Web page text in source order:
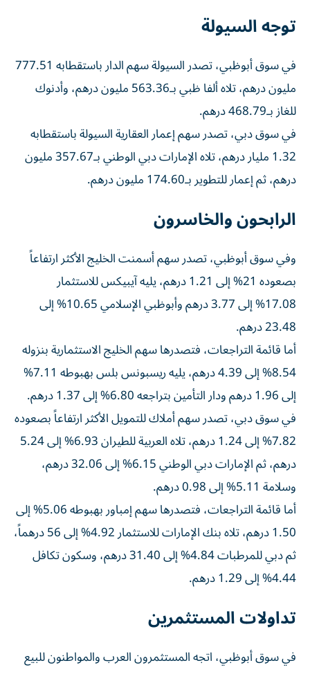
توجه السيولة
في سوق أبوظبي، تصدر السيولة سهم الدار باستقطابه 777.51
مليون درهم، تلاه ألفا ظبي بـ563.36 مليون درهم، وأدنوك
للغاز بـ468.79 درهم.
في سوق دبي، تصدر سهم إعمار العقارية السيولة باستقطابه
1.32 مليار درهم، تلاه الإمارات دبي الوطني بـ357.67 مليون
درهم، ثم إعمار للتطوير بـ174.60 مليون درهم.
الرابحون والخاسرون
وفي سوق أبوظبي، تصدر سهم أسمنت الخليج الأكثر ارتفاعاً
بصعوده 21% إلى 1.21 درهم، يليه آيبيكس للاستثمار
17.08% إلى 3.77 درهم وأبوظبي الإسلامي 10.65% إلى
23.48 درهم.
أما قائمة التراجعات، فتصدرها سهم الخليج الاستثمارية بنزوله
8.54% إلى 4.39 درهم، يليه ريسبونس بلس بهبوطه 7.11%
إلى 1.96 درهم ودار التأمين بتراجعه 6.80% إلى 1.37 درهم.
في سوق دبي، تصدر سهم أملاك للتمويل الأكثر ارتفاعاً بصعوده
7.82% إلى 1.24 درهم، تلاه العربية للطيران 6.93% إلى 5.24
درهم، ثم الإمارات دبي الوطني 6.15% إلى 32.06 درهم،
وسلامة 5.11% إلى 0.98 درهم.
أما قائمة التراجعات، فتصدرها سهم إمباور بهبوطه 5.06% إلى
1.50 درهم، تلاه بنك الإمارات للاستثمار 4.92% إلى 56 درهماً،
ثم دبي للمرطبات 4.84% إلى 31.40 درهم، وسكون تكافل
4.44% إلى 1.29 درهم.
تداولات المستثمرين
في سوق أبوظبي، اتجه المستثمرون العرب والمواطنون للبيع